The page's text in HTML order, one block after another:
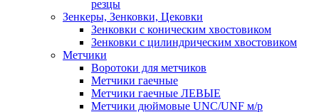
резцы
Зенкеры, Зенковки, Цековки
Зенковки с коническим хвостовиком
Зенковки с цилиндрическим хвостовиком
Метчики
Воротоки для метчиков
Метчики гаечные
Метчики гаечные ЛЕВЫЕ
Метчики дюймовые UNC/UNF м/р